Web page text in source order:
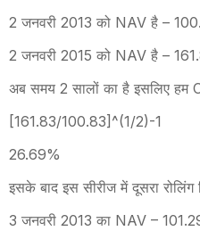
2 जनवरी 2013 को NAV है –
2 जनवरी 2015 को NAV है –
अब समय 2 सालों का है इसलिए हम
[161.83/100.83]^(1/2)-1
26.69%
इसके बाद इस सीरीज में दूसरा रोलिंग
3 जनवरी 2013 का NAV –